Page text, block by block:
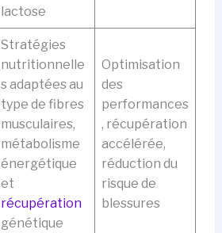
lactose
Stratégies
nutritionnelle
s adaptées au
type de fibres
musculaires,
métabolisme
énergétique
et
récupération
génétique
Optimisation
des
performances
, récupération
accélérée,
réduction du
risque de
blessures